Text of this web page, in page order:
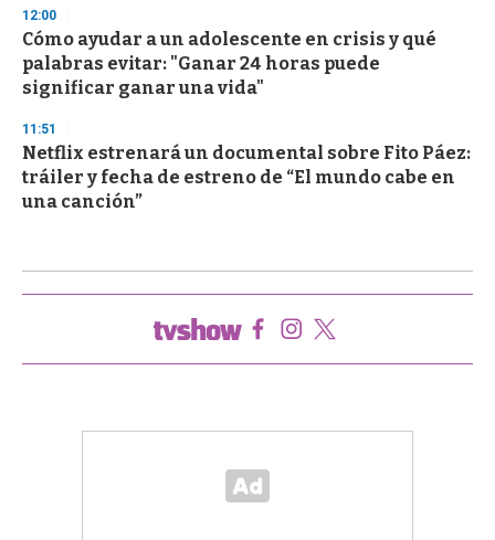
12:00
Cómo ayudar a un adolescente en crisis y qué
palabras evitar: "Ganar 24 horas puede
significar ganar una vida"
11:51
Netflix estrenará un documental sobre Fito Páez:
tráiler y fecha de estreno de “El mundo cabe en
una canción”